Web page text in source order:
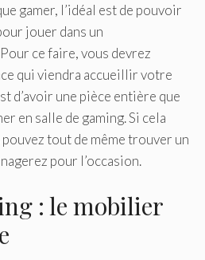
gamer, l’idéal est de pouvoir
jouer dans un
ce faire, vous devrez
qui viendra accueillir votre
d’avoir une pièce entière que
en salle de gaming. Si cela
pouvez tout de même trouver un
pour l’occasion.
: le mobilier